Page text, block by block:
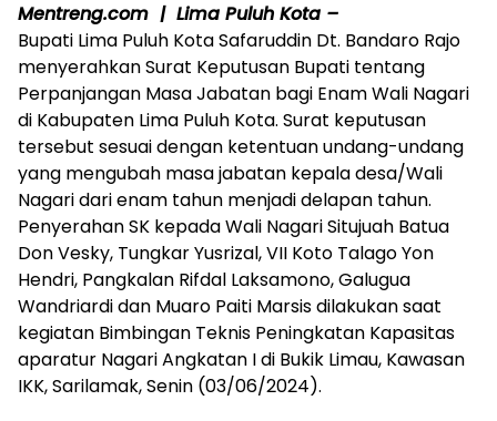
Mentreng.com | Lima Puluh Kota –
Bupati Lima Puluh Kota Safaruddin Dt. Bandaro Rajo
menyerahkan Surat Keputusan Bupati tentang
Perpanjangan Masa Jabatan bagi Enam Wali Nagari
di Kabupaten Lima Puluh Kota. Surat keputusan
tersebut sesuai dengan ketentuan undang-undang
yang mengubah masa jabatan kepala desa/Wali
Nagari dari enam tahun menjadi delapan tahun.
Penyerahan SK kepada Wali Nagari Situjuah Batua
Don Vesky, Tungkar Yusrizal, VII Koto Talago Yon
Hendri, Pangkalan Rifdal Laksamono, Galugua
Wandriardi dan Muaro Paiti Marsis dilakukan saat
kegiatan Bimbingan Teknis Peningkatan Kapasitas
aparatur Nagari Angkatan I di Bukik Limau, Kawasan
IKK, Sarilamak, Senin (03/06/2024).